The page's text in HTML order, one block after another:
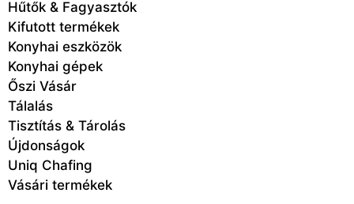
Hűtők & Fagyasztók
Kifutott termékek
Konyhai eszközök
Konyhai gépek
Őszi Vásár
Tálalás
Tisztítás & Tárolás
Újdonságok
Uniq Chafing
Vásári termékek